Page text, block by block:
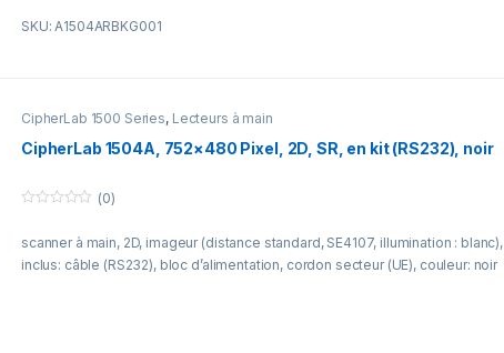
SKU: A1504ARBKG001
CipherLab 1500 Series, Lecteurs à main
CipherLab 1504A, 752×480 Pixel, 2D, SR, en kit (RS232), noir
u
t
o
(0)
scanner à main, 2D, imageur (distance standard, SE4107, illumination : blanc),
inclus: câble (RS232), bloc d’alimentation, cordon secteur (UE), couleur: noir